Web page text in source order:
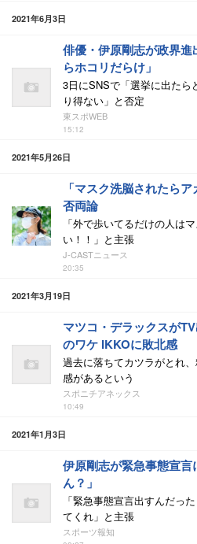
2021年6月3日
俳優・伊原剛志が政界
らホコリだらけ」
3日にSNSで「選挙に出たら
り得ない」と否定
東スポWEB
15:12
2021年5月26日
「マスク洗脳されたら
否両論
「外で歩いてるだけの人は
い！！」と主張
J-CASTニュース
20:35
2021年3月19日
マツコ・デラックスが
のワケ IKKOに敗北感
過去に落ちてカツラがとれ
感があるという
スポニチアネックス
10:49
2021年1月3日
伊原剛志が緊急事態宣
ん？」
「緊急事態宣言出すんだっ
てくれ」と主張
スポーツ報知